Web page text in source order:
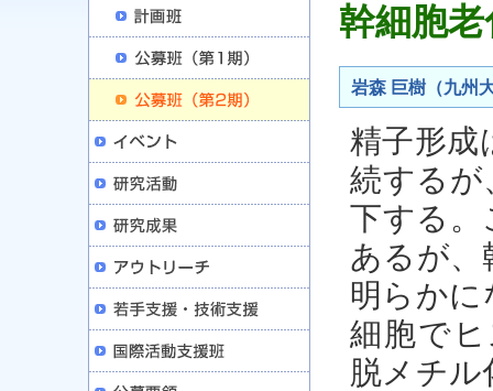
幹細胞
岩森 巨樹（九州
精子形成
続するが
下する。
あるが、
明らかに
細胞で
脱メチル